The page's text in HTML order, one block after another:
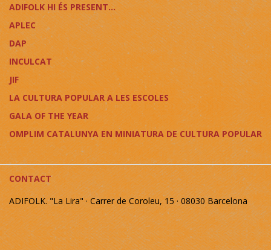
ADIFOLK HI ÉS PRESENT...
APLEC
DAP
INCULCAT
JIF
LA CULTURA POPULAR A LES ESCOLES
GALA OF THE YEAR
OMPLIM CATALUNYA EN MINIATURA DE CULTURA POPULAR
CONTACT
ADIFOLK. "La Lira" · Carrer de Coroleu, 15 · 08030 Barcelona